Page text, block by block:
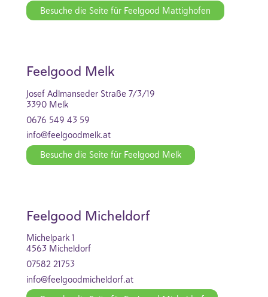
Besuche die Seite für Feelgood Mattighofen
Feelgood Melk
Josef Adlmanseder Straße 7/3/19
3390 Melk
0676 549 43 59
info@feelgoodmelk.at
Besuche die Seite für Feelgood Melk
Feelgood Micheldorf
Michelpark 1
4563 Micheldorf
07582 21753
info@feelgoodmicheldorf.at